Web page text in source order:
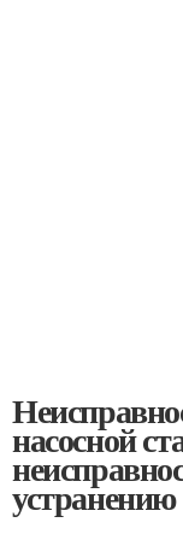
насосной
устранению